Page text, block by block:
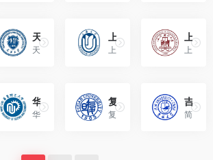
天津大学（Tianjin University）
天津大学是中华人民共和国教育部直属高校，中央直管高校，中共中央指定的首批全国重点大学。
上海大学（Shanghai University）
上海大学由上海市人民政府举办，是教育部与上海市人民政府共建的全日制普通高等学校。
上海财经大学（Shanghai University of Finance and Economics）
上海财经大学由教育部、中华人民共和国财政部和上海市人民政府共建，是中华人民共和国教育部直属的重点大学。
华东理工大学（East China University of Science and Technology）
华东理工大学坐落于上海市，是中华人民共和国教育部直属的全国重点大学。
复旦大学（Fudan University）
复旦大学是中华人民共和国教育部直属、并与上海市共建的综合性、研究型全国重点大学。
吉林大学（Jilin University）
简称“吉大”，位于吉林省长春市，是中华人民共和国教育部直属全国重点大学。